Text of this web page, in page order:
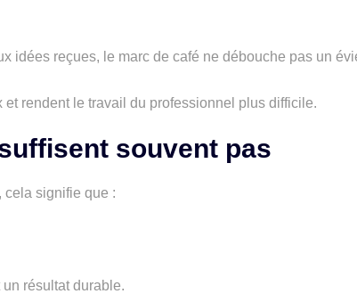
idées reçues, le marc de café ne débouche pas un
rendent le travail du professionnel plus difficile.
souvent pas
cela signifie que :
un résultat durable.